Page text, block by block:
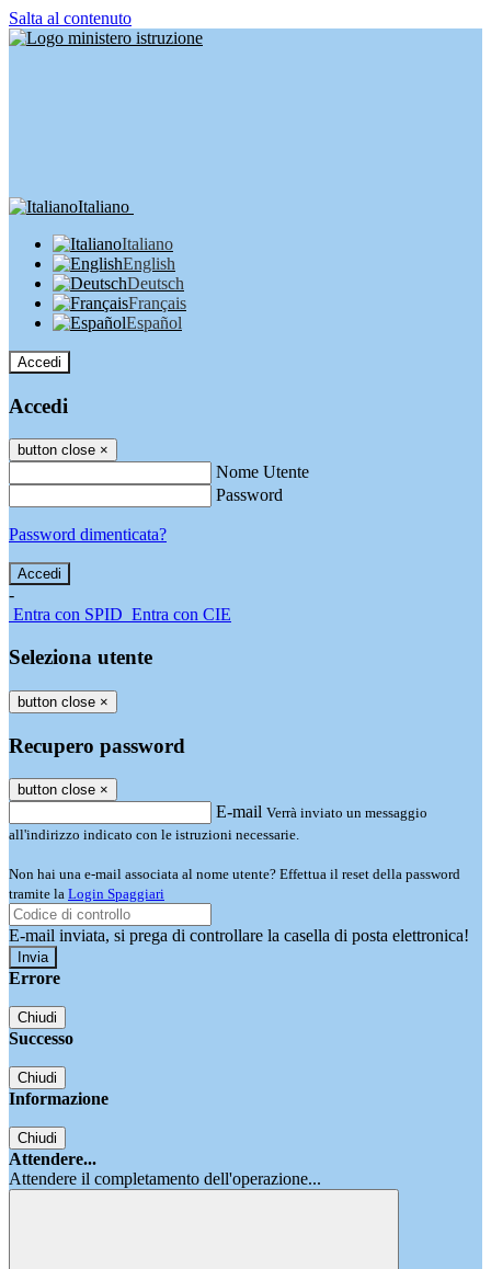
Salta al contenuto
Italiano
Italiano
English
Deutsch
Français
Español
Accedi
Accedi
button close ×
Nome Utente
Password
Password dimenticata?
-
Entra con SPID Entra con CIE
Seleziona utente
button close ×
Recupero password
button close ×
E-mail Verrà inviato un messaggio
all'indirizzo indicato con le istruzioni necessarie.
Non hai una e-mail associata al nome utente? Effettua il reset della password
tramite la Login Spaggiari
E-mail inviata, si prega di controllare la casella di posta elettronica!
Errore
Chiudi
Successo
Chiudi
Informazione
Chiudi
Attendere...
Attendere il completamento dell'operazione...